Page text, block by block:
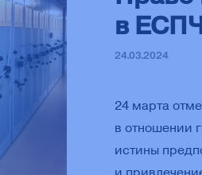
в
24.03.2024
24 марта
в отношении
истины